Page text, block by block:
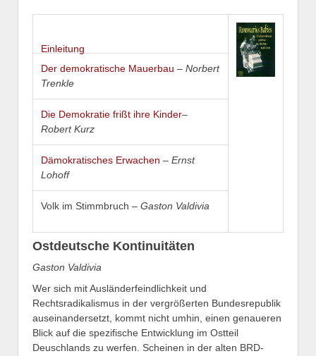
Einleitung
Der demokratische Mauerbau – Norbert
Trenkle
Die Demokratie frißt ihre Kinder–
Robert Kurz
Dämokratisches Erwachen –Ernst
Lohoff
Volk im Stimmbruch –Gaston Valdivia
Ostdeutsche Kontinuitäten
Gaston Valdivia
Wer sich mit Ausländerfeindlichkeit und
Rechtsradikalismus in der vergrößerten Bundesrepublik
auseinandersetzt, kommt nicht umhin, einen genaueren
Blick auf die spezifische Entwicklung im Ostteil
Deuschlands zu werfen. Scheinen in der alten BRD-